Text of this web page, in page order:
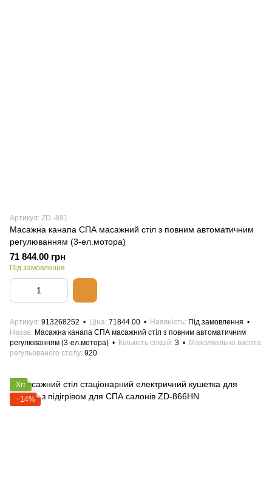
Артикул: ZD -891
Масажна канапа СПА масажний стіл з повним автоматичним
регулюванням (3-ел.мотора)
71 844.00 грн
Під замовлення
Артикул 913268252 Ціна 71844.00 Наявність Під замовлення
Назва Масажна канапа СПА масажний стіл з повним автоматичним
регулюванням (3-ел.мотора)
Кількість секцій 3
Максимальна висота
регульованого столу 920
Хіт
−14%